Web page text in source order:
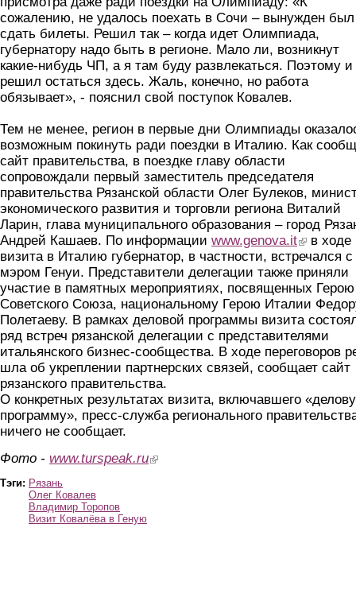
сожалению, не удалось поехать в Сочи – вынужден был
сдать билеты. Решил так – когда идет Олимпиада,
губернатору надо быть в регионе. Мало ли, возникнут
какие-нибудь ЧП, а я там буду развлекаться. Поэтому и
решил остаться здесь. Жаль, конечно, но работа
обязывает», - пояснил свой поступок Ковалев.
Тем не менее, регион в первые дни Олимпиады
возможным покинуть ради поездки в Италию. Как
сайт правительства, в поездке главу области
сопровождали первый заместитель председателя
правительства Рязанской области Олег Булеков,
экономического развития и торговли региона Виталий
Ларин, глава муниципального образования – город
Андрей Кашаев. По информации www.genova.it(link is
в ходе
визита в Италию губернатор, в частности, встречался с
мэром Генуи. Представители делегации также приняли
участие в памятных мероприятиях, посвященных Герою
Советского Союза, национальному Герою Италии
Полетаеву. В рамках деловой программы визита
ряд встреч рязанской делегации с представителями
итальянского бизнес-сообщества. В ходе переговоров
шла об укреплении партнерских связей, сообщает сайт
рязанского правительства.
О конкретных результатах визита, включавшего
программу», пресс-служба регионального
ничего не сообщает.
Фото - www.turspeak.ru(link is external)
Тэги: Рязань
Олег Ковалев
Владимир Торопов
Визит Ковалёва в Геную